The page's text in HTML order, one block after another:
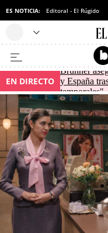
ES NOTICIA: Editoral - El Rúgido
EN DIRECTO
Brunner
y España
temporales"